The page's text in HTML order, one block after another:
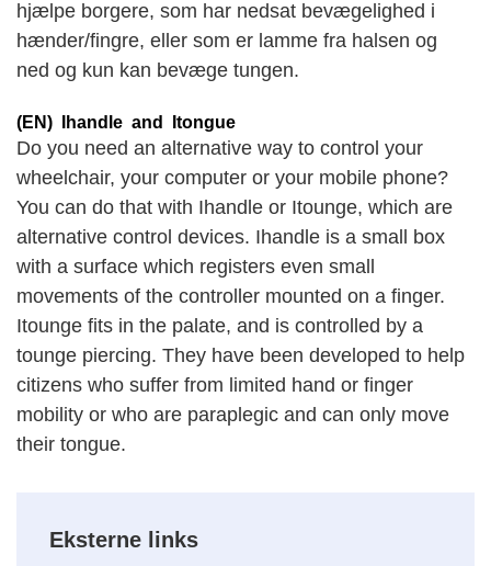
hjælpe borgere, som har nedsat bevægelighed i
hænder/fingre, eller som er lamme fra halsen og
ned og kun kan bevæge tungen.
(EN) Ihandle and Itongue
Do you need an alternative way to control your
wheelchair, your computer or your mobile phone?
You can do that with Ihandle or Itounge, which are
alternative control devices. Ihandle is a small box
with a surface which registers even small
movements of the controller mounted on a finger.
Itounge fits in the palate, and is controlled by a
tounge piercing. They have been developed to help
citizens who suffer from limited hand or finger
mobility or who are paraplegic and can only move
their tongue.
Eksterne links